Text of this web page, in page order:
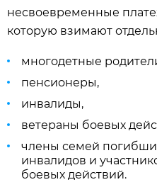
несвоевременные
которую взимают
многодетные
пенсионеры,
инвалиды,
ветераны боевых
члены семей
инвалидов и
боевых действий.